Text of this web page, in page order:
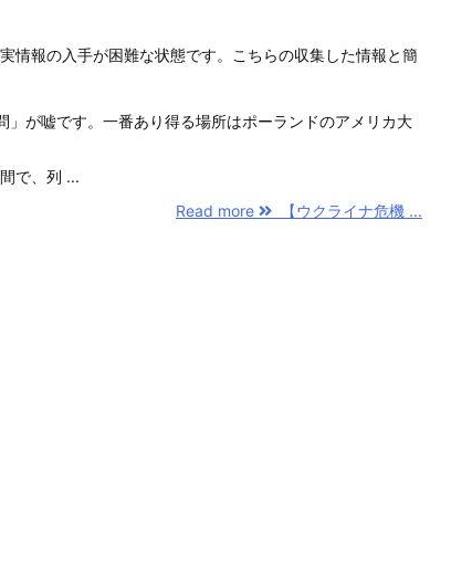
情報の入手が困難な状態です。こちらの収集した情報と簡
」が嘘です。一番あり得る場所はポーランドのアメリカ大
で、列 ...
Read more
【ウクライナ危機 ...